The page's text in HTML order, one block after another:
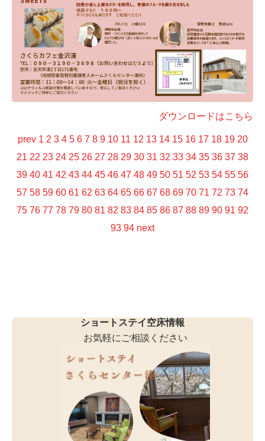
ダウンロードはこちら
prev 1 2 3 4 5 6 7 8 9 10 11 12 13 14 15 16 17 18 19 20
21 22 23 24 25 26 27 28 29 30 31 32 33 34 35 36 37 38
39 40 41 42 43 44 45 46 47 48 49 50 51 52 53 54 55 56
57 58 59 60 61 62 63 64 65 66 67 68 69 70 71 72 73 74
75 76 77 78 79 80 81 82 83 84 85 86 87 88 89 90 91 92
93 94 next
ショートステイ空床情報
お気軽にご相談ください